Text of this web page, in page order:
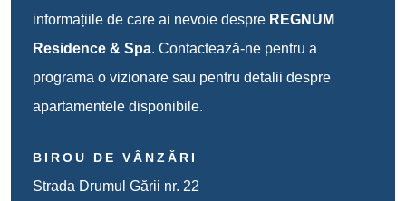
informațiile de care ai nevoie despre REGNUM
Residence & Spa. Contactează-ne pentru a
programa o vizionare sau pentru detalii despre
apartamentele disponibile.
BIROU DE VÂNZĂRI
Strada Drumul Gării nr. 22